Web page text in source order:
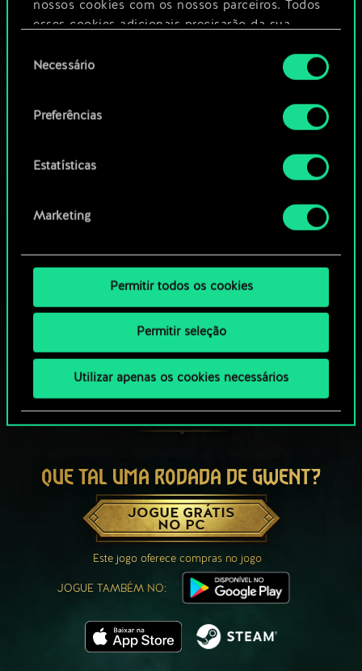
nossos cookies com os nossos parceiros. Todos
esses cookies adicionais precisarão da sua
Você encontrará todos os detalhes sobre o uso
de cookies e poderá ajustar as suas preferências
no menu "Configurações" abaixo.
deNecessário
Preferências
Estatísticas
Marketing
Permitir todos os cookies
Permitir seleção
Utilizar apenas os cookies necessários
comunidade
QUE TAL UMA RODADA DE GWENT?
JOGUE GRÁTIS
NO PC
Este jogo oferece compras no jogo
JOGUE TAMBÉM NO: